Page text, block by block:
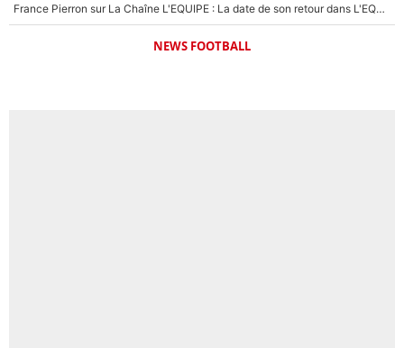
France Pierron sur La Chaîne L'EQUIPE : La date de son retour dans L'EQUIPE de Choc est connue... et c'était très attendu
NEWS FOOTBALL